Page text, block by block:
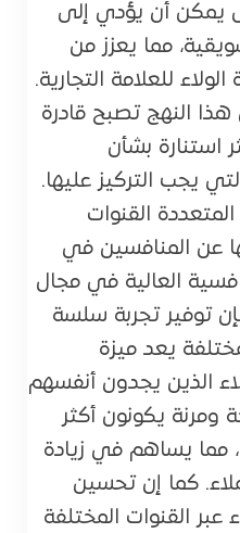
أن يؤدي إلى
مما يعزز من
للعلامة التجارية.
النهج تصبح قادرة
استنارة بشأن
يجب التركيز عليها.
القنوات
عن المنافسين في
العالية في مجال
توفير تجربة سلسة
يعد ميزة
الذين يجدون أنفسهم
يكونون أكثر
مما يساهم في زيادة
كما إن تحسين
عبر القنوات المختلفة